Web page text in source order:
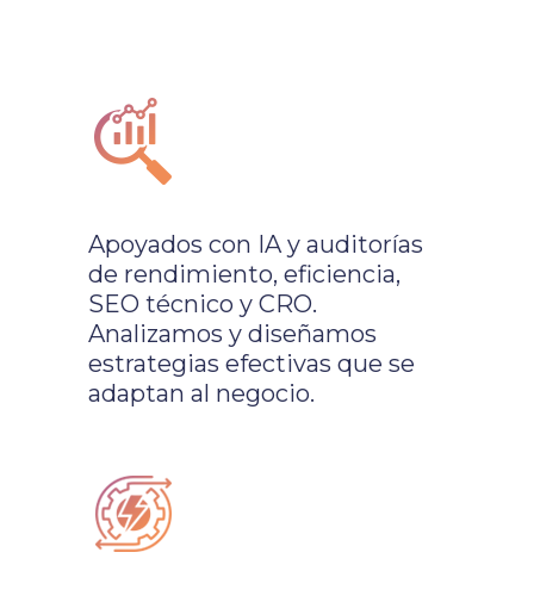
Apoyados con IA y auditorías
de rendimiento, eficiencia,
SEO técnico y CRO.
Analizamos y diseñamos
estrategias efectivas que se
adaptan al negocio.